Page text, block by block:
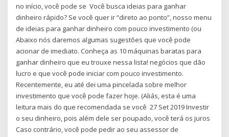
no início, você pode se Você busca ideias para ganhar
dinheiro rápido? Se você quer ir “direto ao ponto”, nosso menu
de ideias para ganhar dinheiro com pouco investimento (ou
Abaixo nós daremos algumas sugestões que você pode
acionar de imediato. Conheça as 10 máquinas baratas para
ganhar dinheiro que eu trouxe nessa lista! negócios que dão
lucro e que você pode iniciar com pouco investimento.
Recentemente, eu até dei uma pincelada sobre melhor
investimento que você pode fazer hoje. (Aliás, esta é uma
leitura mais do que recomendada se você 27 Set 2019 Investir
o seu dinheiro, pois além dele ser poupado, você terá os juros
Caso contrário, você pode pedir ao seu assessor de